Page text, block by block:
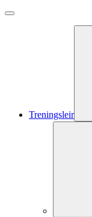
Treningsleir